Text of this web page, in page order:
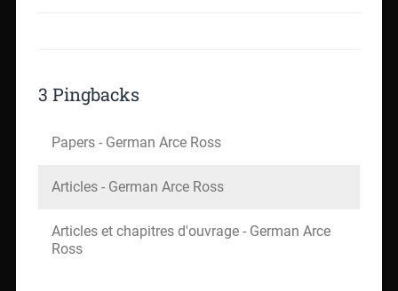
3 Pingbacks
Papers - German Arce Ross
Articles - German Arce Ross
Articles et chapitres d'ouvrage - German Arce
Ross